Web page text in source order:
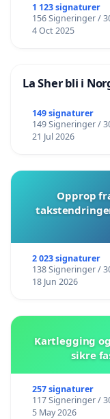
1 123 signaturer
156 Signeringer /
4 Oct 2025
La Sher bli i
149 signaturer
149 Signeringer /
21 Jul 2026
Opprop
2 023 signaturer
138 Signeringer /
18 Jun 2026
Kartlegging
sikre
257 signaturer
117 Signeringer /
5 May 2026